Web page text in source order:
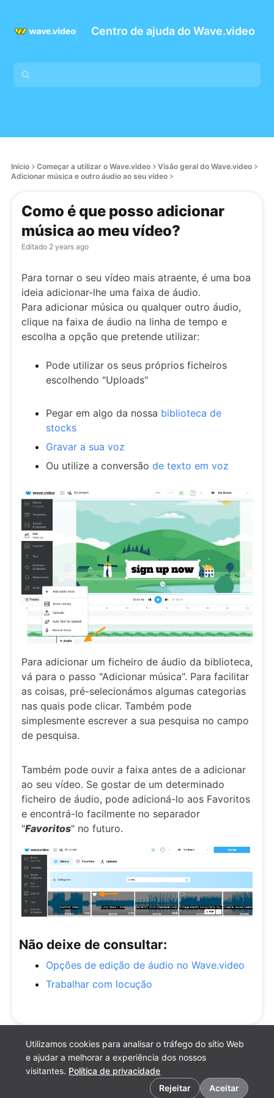
Centro de ajuda do Wave.video
Utilizamos cookies para analisar o tráfego do sítio Web
e ajudar a melhorar a experiência dos nossos
visitantes. Política de privacidade
Rejeitar
Aceitar
Início Começar a utilizar o Wave.video
Visão geral do Wave.video
Adicionar música e outro áudio ao seu vídeo
Como é que posso adicionar
música ao meu vídeo?
Editado 2 years ago
Para tornar o seu vídeo mais atraente, é uma boa
ideia adicionar-lhe uma faixa de áudio.
Para adicionar música ou qualquer outro áudio,
clique na faixa de áudio na linha de tempo e
escolha a opção que pretende utilizar:
Pode utilizar os seus próprios ficheiros
escolhendo "Uploads"
Pegar em algo da nossa biblioteca de
stocks
Gravar a sua voz
Ou utilize a conversão de texto em voz
Para adicionar um ficheiro de áudio da biblioteca,
vá para o passo "Adicionar música". Para facilitar
as coisas, pré-selecionámos algumas categorias
nas quais pode clicar. Também pode
simplesmente escrever a sua pesquisa no campo
de pesquisa.
Também pode ouvir a faixa antes de a adicionar
ao seu vídeo. Se gostar de um determinado
ficheiro de áudio, pode adicioná-lo aos Favoritos
e encontrá-lo facilmente no separador
"Favoritos" no futuro.
Não deixe de consultar:
Opções de edição de áudio no Wave.video
Trabalhar com locução
Preferências de cookies